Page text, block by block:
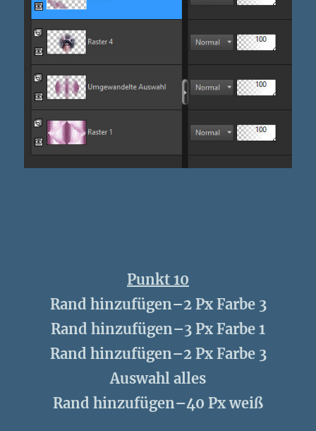
Punkt 10
Rand hinzufügen–2 Px Farbe 3
Rand hinzufügen–3 Px Farbe 1
Rand hinzufügen–2 Px Farbe 3
Auswahl alles
Rand hinzufügen–40 Px weiß